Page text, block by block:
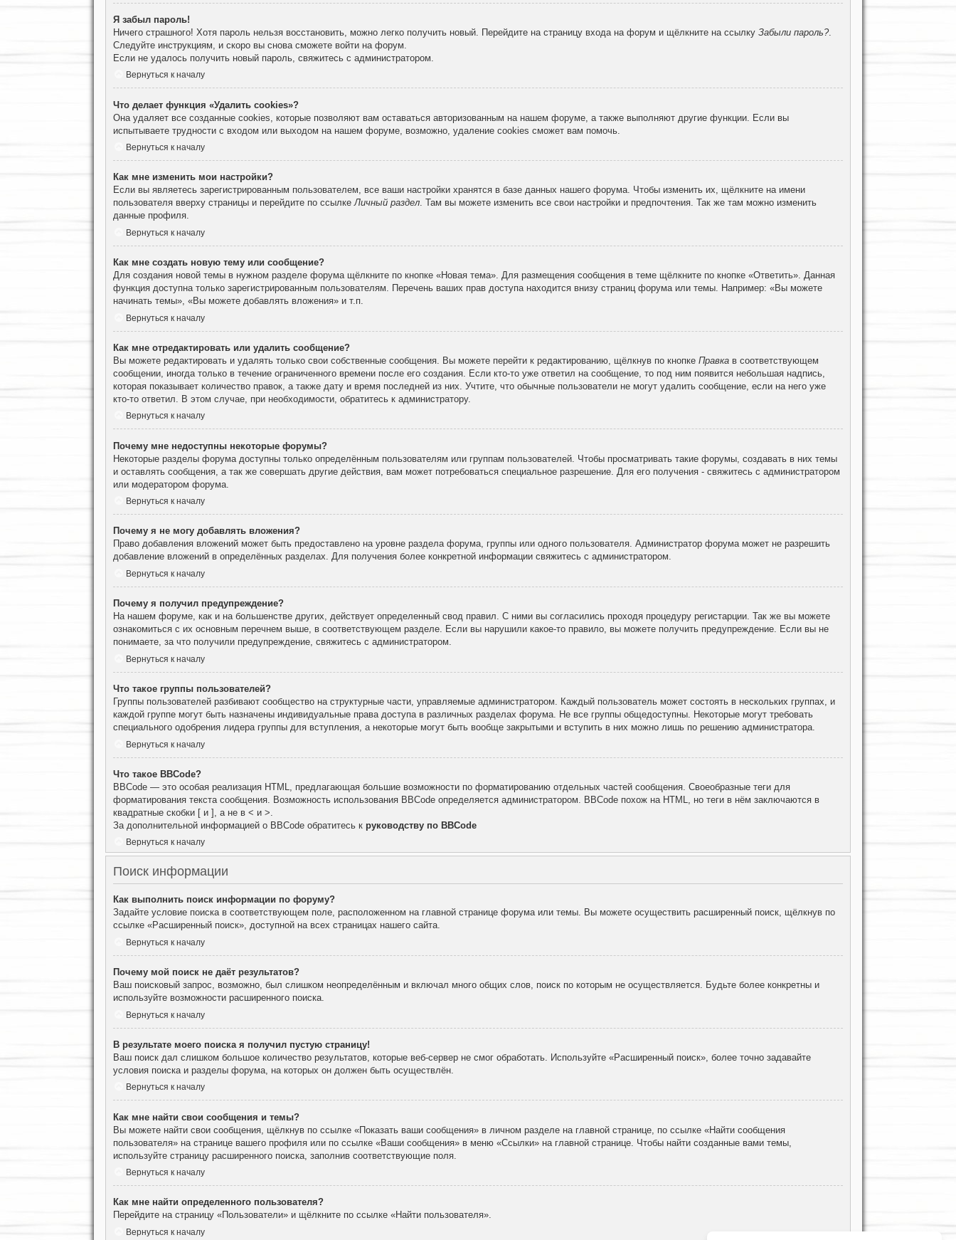
Я забыл пароль!
Ничего страшного! Хотя пароль нельзя восстановить, можно легко получить новый. Перейдите на страницу входа на форум и щёлкните на ссылку Забыли пароль?.
Следуйте инструкциям, и скоро вы снова сможете войти на форум.
Если не удалось получить новый пароль, свяжитесь с администратором.
Вернуться к началу
Что делает функция «Удалить cookies»?
Она удаляет все созданные cookies, которые позволяют вам оставаться авторизованным на нашем форуме, а также выполняют другие функции. Если вы
испытываете трудности с входом или выходом на нашем форуме, возможно, удаление cookies сможет вам помочь.
Вернуться к началу
Как мне изменить мои настройки?
Если вы являетесь зарегистрированным пользователем, все ваши настройки хранятся в базе данных нашего форума. Чтобы изменить их, щёлкните на имени
пользователя вверху страницы и перейдите по ссылкеЛичный раздел. Там вы можете изменить все свои настройки и предпочтения. Так же там можно изменить
данные профиля.
Вернуться к началу
Как мне создать новую тему или сообщение?
Для создания новой темы в нужном разделе форума щёлкните по кнопке «Новая тема». Для размещения сообщения в теме щёлкните по кнопке «Ответить». Данная
функция доступна только зарегистрированным пользователям. Перечень ваших прав доступа находится внизу страниц форума или темы. Например: «Вы можете
начинать темы», «Вы можете добавлять вложения» и т.п.
Вернуться к началу
Как мне отредактировать или удалить сообщение?
Вы можете редактировать и удалять только свои собственные сообщения. Вы можете перейти к редактированию, щёлкнув по кнопке Правкав соответствующем
сообщении, иногда только в течение ограниченного времени после его создания. Если кто-то уже ответил на сообщение, то под ним появится небольшая надпись,
которая показывает количество правок, а также дату и время последней из них. Учтите, что обычные пользователи не могут удалить сообщение, если на него уже
кто-то ответил. В этом случае, при необходимости, обратитесь к администратору.
Вернуться к началу
Почему мне недоступны некоторые форумы?
Некоторые разделы форума доступны только определённым пользователям или группам пользователей. Чтобы просматривать такие форумы, создавать в них темы
и оставлять сообщения, а так же совершать другие действия, вам может потребоваться специальное разрешение. Для его получения - свяжитесь с администратором
или модератором форума.
Вернуться к началу
Почему я не могу добавлять вложения?
Право добавления вложений может быть предоставлено на уровне раздела форума, группы или одного пользователя. Администратор форума может не разрешить
добавление вложений в определённых разделах. Для получения более конкретной информации свяжитесь с администратором.
Вернуться к началу
Почему я получил предупреждение?
На нашем форуме, как и на большенстве других, действует определенный свод правил. С ними вы согласились проходя процедуру регистарции. Так же вы можете
ознакомиться с их основным перечнем выше, в соответствующем разделе. Если вы нарушили какое-то правило, вы можете получить предупреждение. Если вы не
понимаете, за что получили предупреждение, свяжитесь с администратором.
Вернуться к началу
Что такое группы пользователей?
Группы пользователей разбивают сообщество на структурные части, управляемые администратором. Каждый пользователь может состоять в нескольких группах, и
каждой группе могут быть назначены индивидуальные права доступа в различных разделах форума. Не все группы общедоступны. Некоторые могут требовать
специального одобрения лидера группы для вступления, а некоторые могут быть вообще закрытыми и вступить в них можно лишь по решению администратора.
Вернуться к началу
Что такое BBCode?
BBCode — это особая реализация HTML, предлагающая большие возможности по форматированию отдельных частей сообщения. Своеобразные теги для
форматирования текста сообщения. Возможность использования BBCode определяется администратором. BBCode похож на HTML, но теги в нём заключаются в
квадратные скобки [ и ], а не в < и >.
За дополнительной информацией о BBCode обратитесь к руководству по BBCode
Вернуться к началу
Поиск информации
Как выполнить поиск информации по форуму?
Задайте условие поиска в соответствующем поле, расположенном на главной странице форума или темы. Вы можете осуществить расширенный поиск, щёлкнув по
ссылке «Расширенный поиск», доступной на всех страницах нашего сайта.
Вернуться к началу
Почему мой поиск не даёт результатов?
Ваш поисковый запрос, возможно, был слишком неопределённым и включал много общих слов, поиск по которым не осуществляется. Будьте более конкретны и
используйте возможности расширенного поиска.
Вернуться к началу
В результате моего поиска я получил пустую страницу!
Ваш поиск дал слишком большое количество результатов, которые веб-сервер не смог обработать. Используйте «Расширенный поиск», более точно задавайте
условия поиска и разделы форума, на которых он должен быть осуществлён.
Вернуться к началу
Как мне найти свои сообщения и темы?
Вы можете найти свои сообщения, щёлкнув по ссылке «Показать ваши сообщения» в личном разделе на главной странице, по ссылке «Найти сообщения
пользователя» на странице вашего профиля или по ссылке «Ваши сообщения» в меню «Ссылки» на главной странице. Чтобы найти созданные вами темы,
используйте страницу расширенного поиска, заполнив соответствующие поля.
Вернуться к началу
Как мне найти определенного пользователя?
Перейдите на страницу «Пользователи» и щёлкните по ссылке «Найти пользователя».
Вернуться к началу